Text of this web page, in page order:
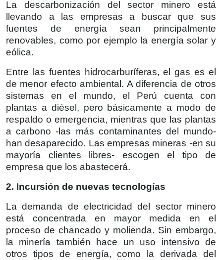
La descarbonización del sector minero está
llevando a las empresas a buscar que sus
fuentes de energía sean principalmente
renovables, como por ejemplo la energía solar y
eólica.
Entre las fuentes hidrocarburíferas, el gas es el
de menor efecto ambiental. A diferencia de otros
sistemas en el mundo, el Perú cuenta con
plantas a diésel, pero básicamente a modo de
respaldo o emergencia, mientras que las plantas
a carbono -las más contaminantes del mundo-
han desaparecido. Las empresas mineras -en su
mayoría clientes libres- escogen el tipo de
empresa que los abastecerá.
2. Incursión de nuevas tecnologías
La demanda de electricidad del sector minero
está concentrada en mayor medida en el
proceso de chancado y molienda. Sin embargo,
la minería también hace un uso intensivo de
otros tipos de energía, como la derivada del